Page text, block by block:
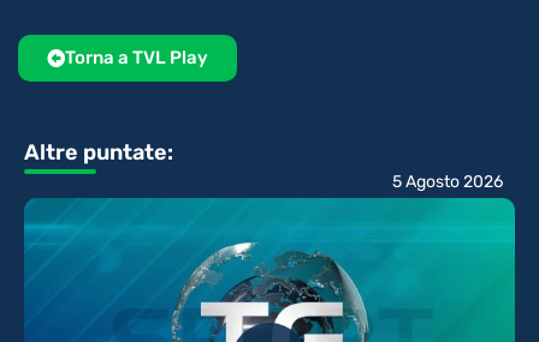
Torna a TVL Play
Altre puntate:
5 Agosto 2026